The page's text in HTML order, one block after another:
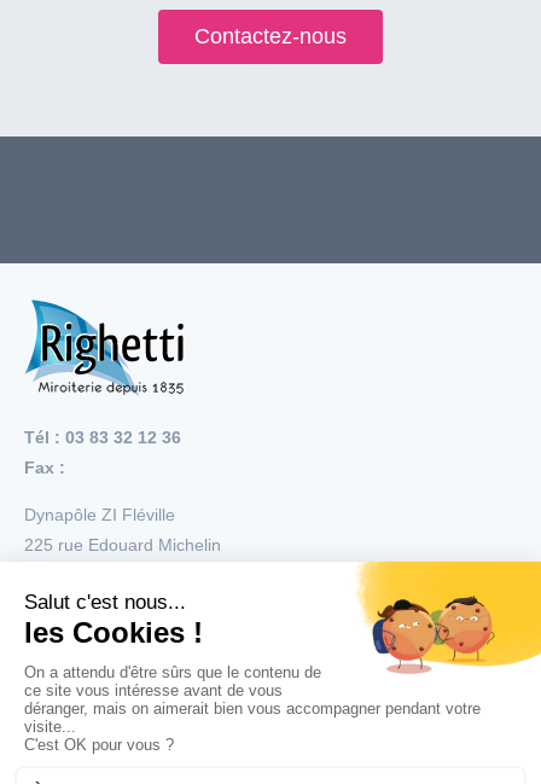
Contactez-nous
Tél : 03 83 32 12 36
Fax :
Dynapôle ZI Fléville
225 rue Edouard Michelin
Menu
Nos réalisations
Nos produits